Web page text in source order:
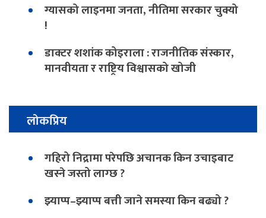
ग्यासको लाइनमा जनता, नीतिमा सरकार चुक्यो
!
डाक्टर शशांक कोइराला : राजनीतिक संस्कार,
मानवीयता र राष्ट्रिय विश्वासको खोजी
लोकप्रिय
गहिरो निद्रामा परेपछि अचानक किन उचाइबाट
खस्ने जस्तो लाग्छ ?
झ्याप्प–झ्याप्प बत्ती जाने समस्या किन बढ्यो ?